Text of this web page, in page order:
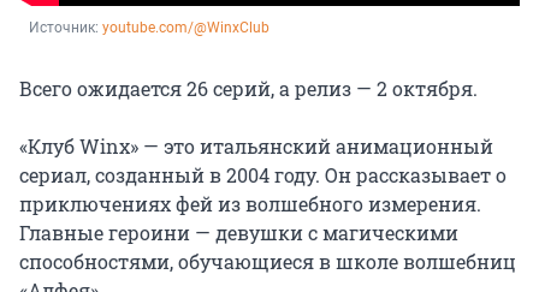
Источник: youtube.com/@WinxClub
Всего ожидается 26 серий, а релиз — 2 октября.
«Клуб Winx» — это итальянский анимационный
сериал, созданныйв 2004 году. Он рассказывает о
приключениях фей из волшебного измерения.
Главные героини — девушки с магическими
способностями, обучающиеся в школе волшебниц